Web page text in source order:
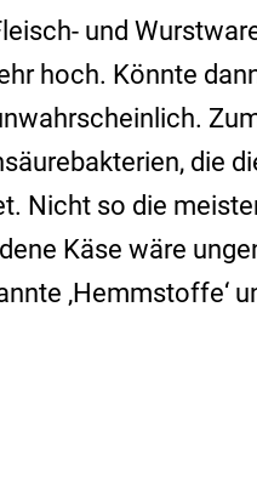
und
hoch. Könnte
die
Nicht so die
Käse wäre
‚Hemmstoffe‘